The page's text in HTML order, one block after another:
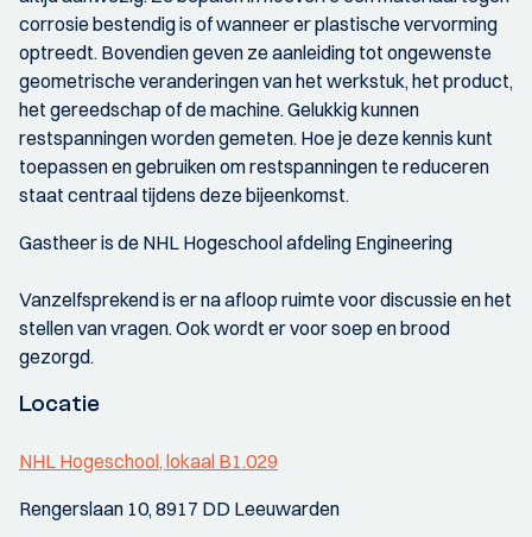
corrosie bestendig is of wanneer er plastische vervorming
optreedt. Bovendien geven ze aanleiding tot ongewenste
geometrische veranderingen van het werkstuk, het product,
het gereedschap of de machine. Gelukkig kunnen
restspanningen worden gemeten. Hoe je deze kennis kunt
toepassen en gebruiken om restspanningen te reduceren
staat centraal tijdens deze bijeenkomst.
Gastheer is de NHL Hogeschool afdeling Engineering
Vanzelfsprekend is er na afloop ruimte voor discussie en het
stellen van vragen. Ook wordt er voor soep en brood
gezorgd.
Locatie
NHL Hogeschool, lokaal B1.029
Rengerslaan 10, 8917 DD Leeuwarden